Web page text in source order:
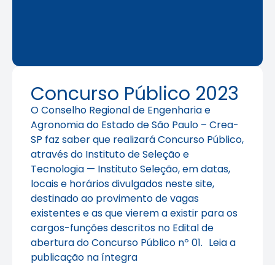
Concurso Público 2023
O Conselho Regional de Engenharia e
Agronomia do Estado de São Paulo – Crea-
SP faz saber que realizará Concurso Público,
através do Instituto de Seleção e
Tecnologia — Instituto Seleção, em datas,
locais e horários divulgados neste site,
destinado ao provimento de vagas
existentes e as que vierem a existir para os
cargos-funções descritos no Edital de
abertura do Concurso Público nº 01. Leia a
publicação na íntegra